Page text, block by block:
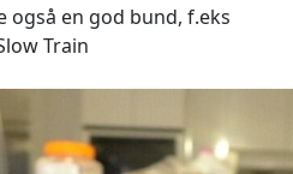
også en god bund, f.eks
Train